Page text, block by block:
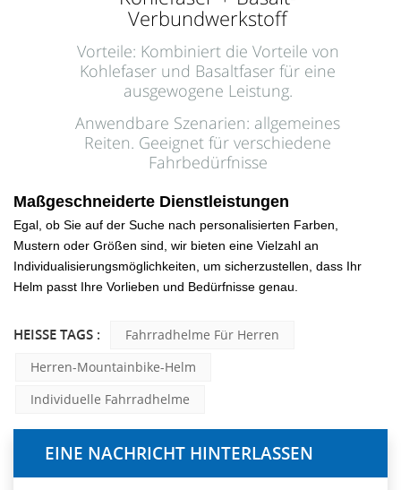
Verbundwerkstoff
Vorteile: Kombiniert die Vorteile von
Kohlefaser und Basaltfaser für eine
ausgewogene Leistung.
Anwendbare Szenarien: allgemeines
Reiten. Geeignet für verschiedene
Fahrbedürfnisse
Maßgeschneiderte Dienstleistungen
Egal, ob Sie auf der Suche nach personalisierten Farben,
Mustern oder Größen sind, wir bieten eine Vielzahl an
Individualisierungsmöglichkeiten, um sicherzustellen, dass Ihr
Helm passt Ihre Vorlieben und Bedürfnisse genau.
HEISSE TAGS :
Fahrradhelme Für Herren
Herren-Mountainbike-Helm
Individuelle Fahrradhelme
EINE NACHRICHT HINTERLASSEN